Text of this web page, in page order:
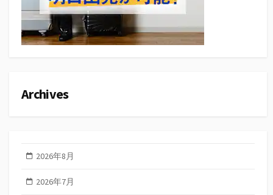
Archives
2026年8月
2026年7月